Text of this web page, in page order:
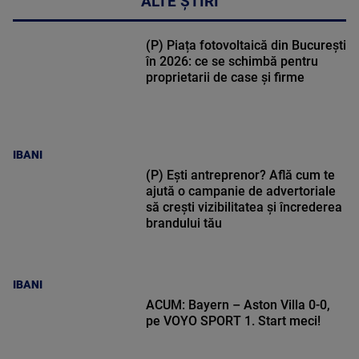
IBANI
(P) Piața fotovoltaică din București
în 2026: ce se schimbă pentru
proprietarii de case și firme
IBANI
(P) Ești antreprenor? Află cum te
ajută o campanie de advertoriale
să crești vizibilitatea și încrederea
brandului tău
ACUM: Bayern – Aston Villa 0-0,
pe VOYO SPORT 1. Start meci!